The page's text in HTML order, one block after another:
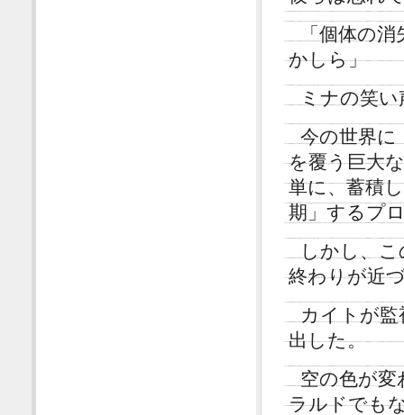
「個体の
かしら」
ミナの笑
今の世界に
を覆う巨大
単に、蓄積
期」するプ
しかし、
終わりが近
カイトが
出した。
空の色が
ラルドでも